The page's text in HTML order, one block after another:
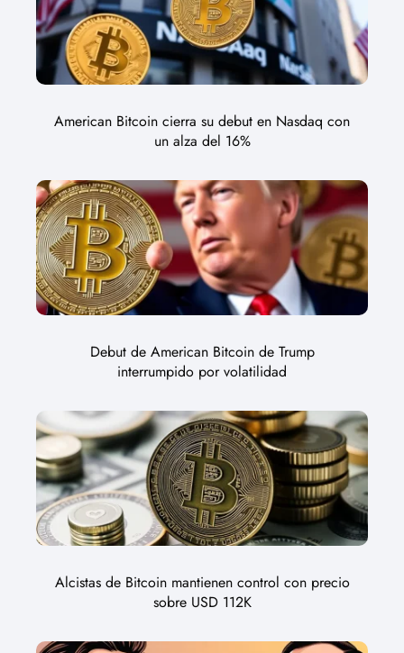
American Bitcoin cierra su debut en Nasdaq con
un alza del 16%
Debut de American Bitcoin de Trump
interrumpido por volatilidad
Alcistas de Bitcoin mantienen control con precio
sobre USD 112K